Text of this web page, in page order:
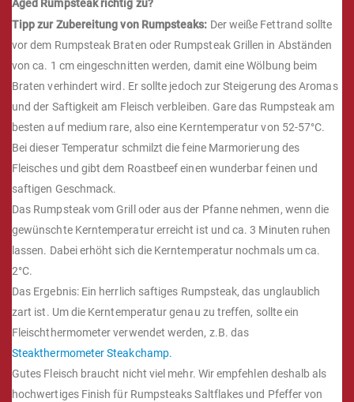
Aged Rumpsteak richtig zu?
Tipp zur Zubereitung von Rumpsteaks: Der weiße Fettrand sollte
vor dem Rumpsteak Braten oder Rumpsteak Grillen in Abständen
von ca. 1 cm eingeschnitten werden, damit eine Wölbung beim
Braten verhindert wird. Er sollte jedoch zur Steigerung des Aromas
und der Saftigkeit am Fleisch verbleiben. Gare das Rumpsteak am
besten auf medium rare, also eine Kerntemperatur von 52-57°C.
Bei dieser Temperatur schmilzt die feine Marmorierung des
Fleisches und gibt dem Roastbeef einen wunderbar feinen und
saftigen Geschmack.
Das Rumpsteak vom Grill oder aus der Pfanne nehmen, wenn die
gewünschte Kerntemperatur erreicht ist und ca. 3 Minuten ruhen
lassen. Dabei erhöht sich die Kerntemperatur nochmals um ca.
2°C.
Das Ergebnis: Ein herrlich saftiges Rumpsteak, das unglaublich
zart ist. Um die Kerntemperatur genau zu treffen, sollte ein
Fleischthermometer verwendet werden, z.B. das
Steakthermometer Steakchamp.
Gutes Fleisch braucht nicht viel mehr. Wir empfehlen deshalb als
hochwertiges Finish für Rumpsteaks Saltflakes und Pfeffer von